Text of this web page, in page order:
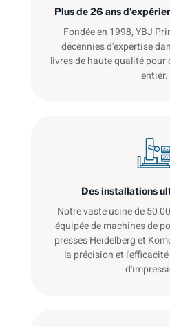
Plus de 26 ans
Fondée en 1998, YBJ
décennies d'expertise
livres de haute qualité pour
entier.
Des installations
Notre vaste usine de 50
équipée de machines de
presses Heidelberg et
la précision et